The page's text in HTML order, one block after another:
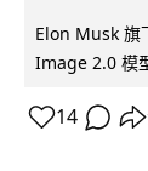
Elon Musk 旗
Image 2.0 模
14